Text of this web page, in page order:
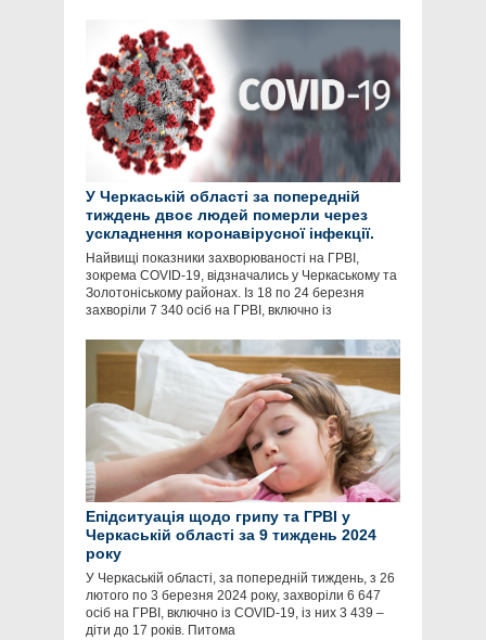
У Черкаській області за попередній
тиждень двоє людей померли через
ускладнення коронавірусної інфекції.
Найвищі показники захворюваності на ГРВІ,
зокрема COVID-19, відзначались у Черкаському та
Золотоніському районах. Із 18 по 24 березня
захворіли 7 340 осіб на ГРВІ, включно із
Епідситуація щодо грипу та ГРВІ у
Черкаській області за 9 тиждень 2024
року
У Черкаській області, за попередній тиждень, з 26
лютого по 3 березня 2024 року, захворіли 6 647
осіб на ГРВІ, включно із COVID-19, із них 3 439 –
діти до 17 років. Питома